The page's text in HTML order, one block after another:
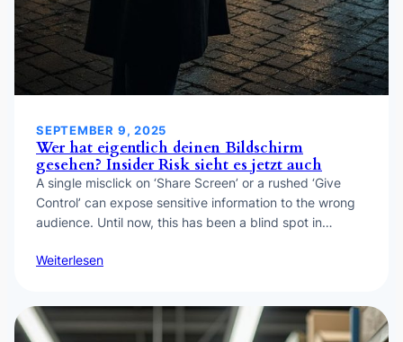
SEPTEMBER 9, 2025
Wer hat eigentlich deinen Bildschirm
gesehen? Insider Risk sieht es jetzt auch
A single misclick on ‘Share Screen’ or a rushed ‘Give
Control’ can expose sensitive information to the wrong
audience. Until now, this has been a blind spot in…
Weiterlesen